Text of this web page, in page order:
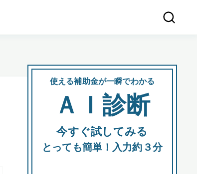
使える補助金が一瞬でわかる
ＡＩ診断
今すぐ試してみる
とっても簡単！入力約３分